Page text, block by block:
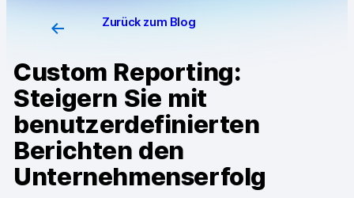
Consent Manager
Mehr erfahren
Integrationen
Changelog
Zurück zum Blog
Custom Reporting:
Steigern Sie mit
benutzerdefinierten
Berichten den
Unternehmenserfolg